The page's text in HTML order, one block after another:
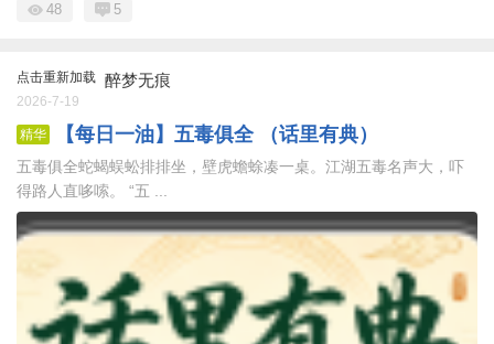
48 5
点击重新加载 醉梦无痕
2026-7-19
精华 【每日一油】五毒俱全 （话里有典）
五毒俱全蛇蝎蜈蚣排排坐，壁虎蟾蜍凑一桌。江湖五毒名声大，吓
得路人直哆嗦。 “五 ...